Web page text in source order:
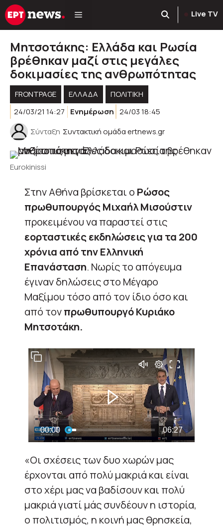
Μετάβαση
σε
Live TV
Μητσοτάκης: Ελλάδα και Ρωσία
βρέθηκαν μαζί στις μεγάλες
δοκιμασίες της ανθρωπότητας
FRONTPAGE ΕΛΛΑΔΑ
ΠΟΛΙΤΙΚΉ
24/03/21 14:27
Ενημέρωση 24/03 18:45
Σύνταξη Συντακτική ομάδα ertnews.gr
Eurokinissi
Στην Αθήνα βρίσκεται ο Ρώσος
πρωθυπουργός Μιχαήλ Μισούστιν
προκειμένου να παραστεί στις
εορταστικές εκδηλώσεις για τα 200
χρόνια από την Ελληνική
Επανάσταση. Νωρίς το απόγευμα
έγιναν δηλώσεις στο Μέγαρο
Μαξίμου τόσο από τον ίδιο όσο και
από τονπρωθυπουργόΚυριάκο
Μητσοτάκη.
«Οι σχέσεις των δυο χωρών μας
έρχονται από πολύ μακριά και είναι
στο χέρι μας να βαδίσουν και πολύ
μακριά γιατί μάς συνδέουν η ιστορία,
ο πολιτισμός, η κοινή μας θρησκεία,